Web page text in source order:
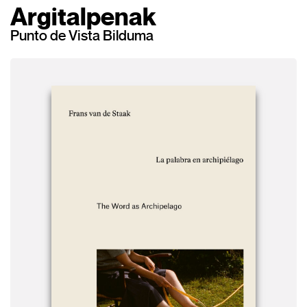
Argitalpenak
Punto de Vista Bilduma